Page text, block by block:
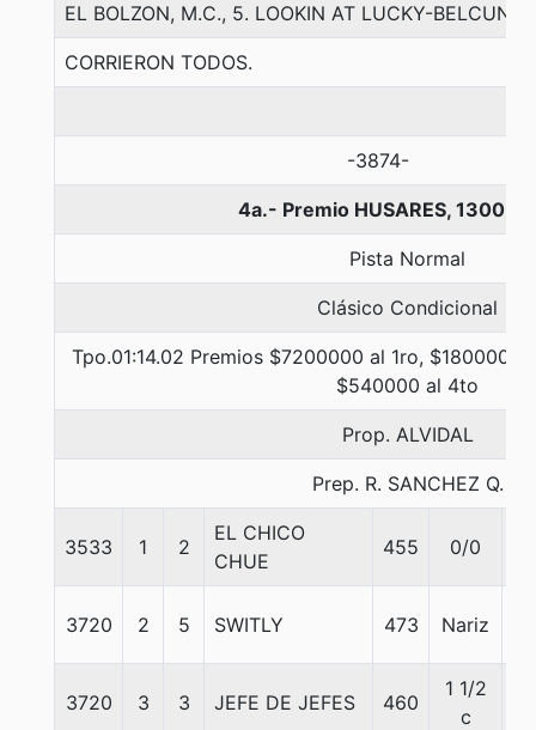
EL BOLZON, M.C., 5. LOOKIN AT LUCKY-
CORRIERON TODOS.
-3874-
4a.- Premio HUSARES, 1300
Pista Normal
Clásico Condicional
Tpo.01:14.02 Premios $7200000 al 1ro,
$540000 al 4to
Prop. ALVIDAL
Prep. R. SANCHEZ Q.
3533 1 2
EL CHICO
CHUE
455 0/0
3720 2 5 SWITLY 473 Nariz
3720 3 3 JEFE DE JEFES 460
1 1/2
c